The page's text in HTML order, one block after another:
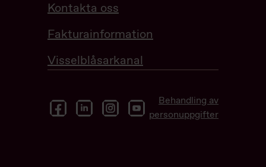
Kontakta oss
Fakturainformation
Visselblåsarkanal
facebooklinkedininstagramyoutubeBehandling av
personuppgifter